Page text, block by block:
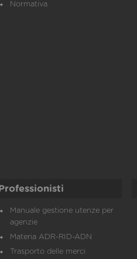
Normativa
Professionisti
Manuale gestione utenze per
agenzie
Materia ADR-RID-ADN
Trasporto delle merci